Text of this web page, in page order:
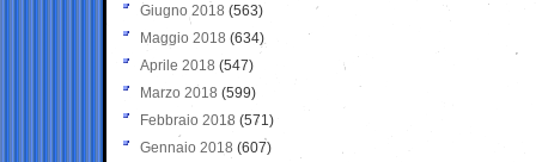
Giugno 2018 (563)
Maggio 2018 (634)
Aprile 2018 (547)
Marzo 2018 (599)
Febbraio 2018 (571)
Gennaio 2018 (607)